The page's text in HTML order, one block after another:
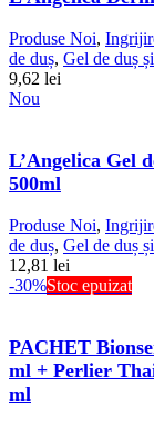
Produse Noi,
de duș, Gel de duș
9,62 lei
Nou
L’Angelica Gel
500ml
Produse Noi,
de duș, Gel de duș
12,81 lei
-30%Stoc epuizat
PACHET
ml + Perlier
ml